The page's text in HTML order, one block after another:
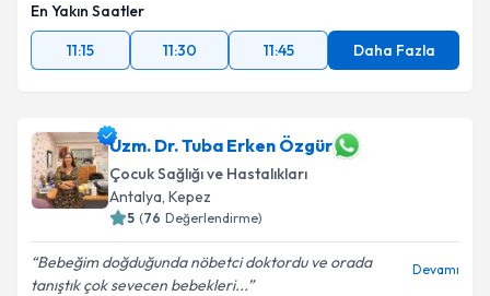
En Yakın Saatler
11:15
11:30 11:45 Daha Fazla
Uzm. Dr. Tuba Erken Özgür
Çocuk Sağlığı ve Hastalıkları
Antalya, Kepez
5 (76 Değerlendirme)
Bebeğim doğduğunda nöbetci doktordu ve orada
tanıştık çok sevecen bebekleri...
Devamı